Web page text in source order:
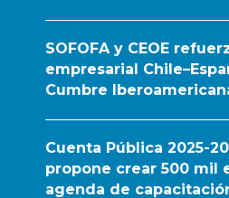
SOFOFA y CEOE
empresarial
Cumbre
Cuenta Pública 2025-
propone crear 500 mil
agenda de